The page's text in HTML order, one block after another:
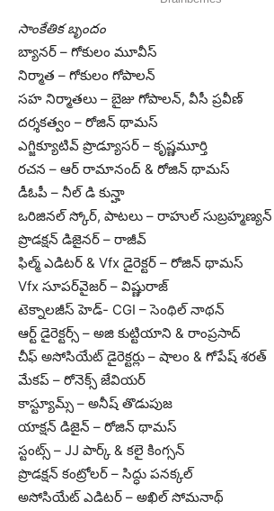
సాంకేతిక బృందం
బ్యానర్ – గోకులం మూవీస్
నిర్మాత – గోకులం గోపాలన్
సహ నిర్మాతలు – బైజు గోపాలన్, వీసీ ప్రవీణ్
దర్శకత్వం – రోజిన్ థామస్
ఎగ్జిక్యూటివ్ ప్రొడ్యూసర్ – కృష్ణమూర్తి
రచన – ఆర్ రామానంద్ & రోజిన్ థామస్
డీఓపీ – నీల్ డి కున్హా
ఒరిజినల్ స్కోర్, పాటలు – రాహుల్ సుబ్రహ్మణ్యన్
ప్రొడక్షన్ డిజైనర్ – రాజీవ్
ఫిల్మ్ ఎడిటర్ & Vfx డైరెక్టర్ – రోజిన్ థామస్
Vfx సూపర్‌వైజర్ – విష్ణురాజ్
టెక్నాలజీస్ హెడ్- CGI – సెంథిల్ నాథన్
ఆర్ట్ డైరెక్టర్స్ – అజి కుట్టియాని & రాంప్రసాద్
చీఫ్ అసోసియేట్ డైరెక్టర్లు – షాలం & గోపేష్ శరత్
మేకప్ – రోనెక్స్ జేవియర్
కాస్ట్యూమ్స్ – అనీష్ తొడుపుజ
యాక్షన్ డిజైన్ – రోజిన్ థామస్
స్టంట్స్ – JJ పార్క్ & కలై కింగ్సన్
ప్రొడక్షన్ కంట్రోలర్ – సిద్ధు పనక్కల్
అసోసియేట్ ఎడిటర్ – అఖిల్ సోమనాథ్